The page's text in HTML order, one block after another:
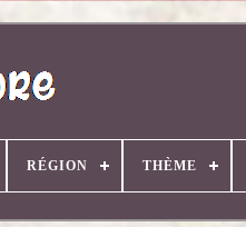
RÉGION THÈME